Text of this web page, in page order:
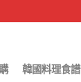
韓國料理食譜